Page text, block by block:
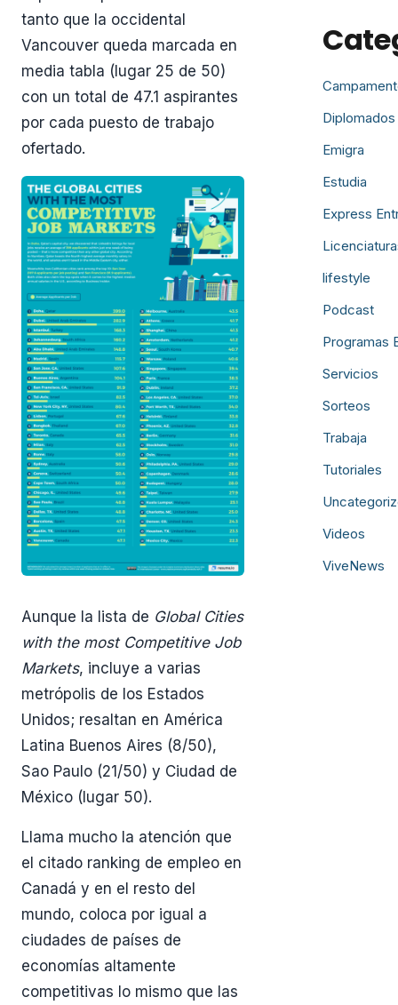
tanto que la occidental
Vancouver queda marcada en
media tabla (lugar 25 de 50)
con un total de 47.1 aspirantes
por cada puesto de trabajo
ofertado.
Aunque la lista de Global Cities
with the most Competitive Job
Markets, incluye a varias
metrópolis de los Estados
Unidos; resaltan en América
Latina Buenos Aires (8/50),
Sao Paulo (21/50) y Ciudad de
México (lugar 50).
Llama mucho la atención que
el citado ranking de empleo en
Canadá y en el resto del
mundo, coloca por igual a
ciudades de países de
economías altamente
competitivas lo mismo que las
Diplomados
Emigra
Estudia
Express
lifestyle
Podcast
Programas
Servicios
Sorteos
Trabaja
Tutoriales
Videos
ViveNews